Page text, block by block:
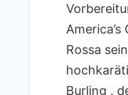
Rossa
Burling ,